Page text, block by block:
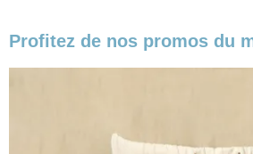
Profitez de nos promos du